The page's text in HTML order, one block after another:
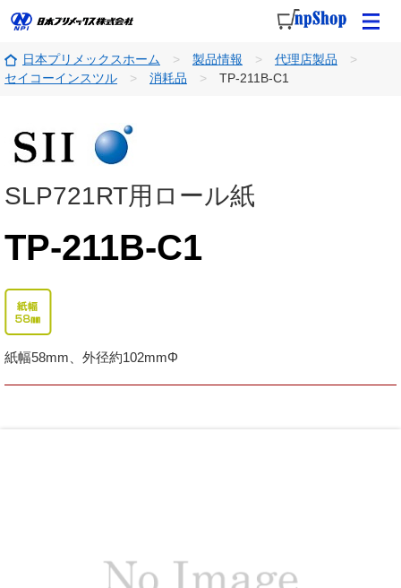
日本プリメックスホーム 製品情報
代理店製品
セイコーインスツル
消耗品 TP-211B-C1
SLP721RT用ロール紙
TP-211B-C1
紙幅58mm、外径約102mmΦ